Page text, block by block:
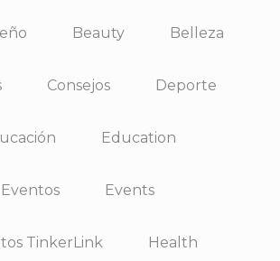
Beauty Belleza
Consejos Deporte
Education
Eventos Events
TinkerLink Health